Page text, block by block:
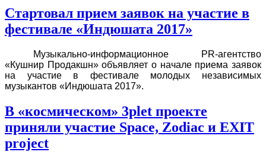
Стартовал прием заявок на участие в
фестивале «Индюшата 2017»
Музыкально-информационное PR-агентство
«Кушнир Продакшн» объявляет о начале приема заявок
на участие в фестивале молодых независимых
музыкантов «Индюшата 2017».
В «космическом» 3plet проекте
приняли участие Space, Zodiac и EXIT
project